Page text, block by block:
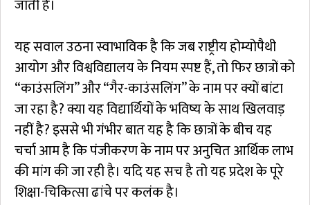
जाती हैं।
यह सवाल उठना स्वाभाविक है कि जब राष्ट्रीय होम्योपैथी
आयोग और विश्वविद्यालय के नियम स्पष्ट हैं, तो फिर छात्रों को
“काउंसलिंग” और “गैर-काउंसलिंग” के नाम पर क्यों बांटा
जा रहा है? क्या यह विद्यार्थियों के भविष्य के साथ खिलवाड़
नहीं है? इससे भी गंभीर बात यह है कि छात्रों के बीच यह
चर्चा आम है कि पंजीकरण के नाम पर अनुचित आर्थिक लाभ
की मांग की जा रही है। यदि यह सच है तो यह प्रदेश के पूरे
शिक्षा-चिकित्सा ढांचे पर कलंक है।